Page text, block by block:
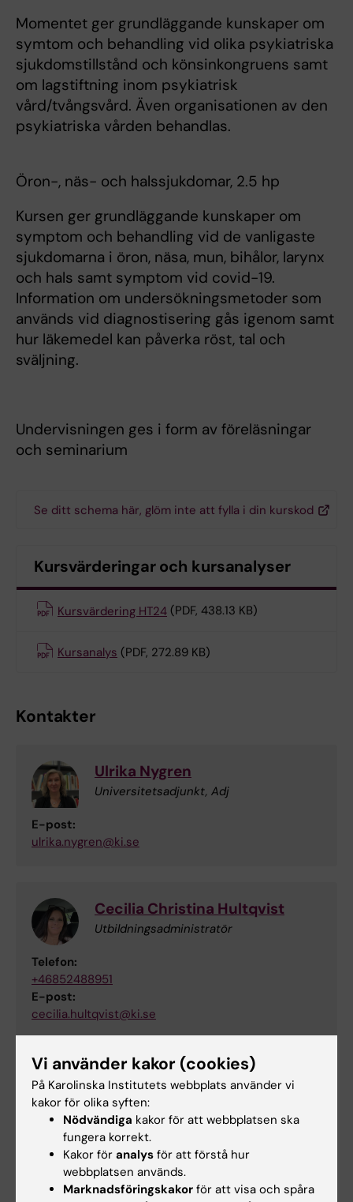
Momentet ger grundläggande kunskaper om
symtom och behandling vid olika psykiatriska
sjukdomstillstånd och könsinkongruens samt
om lagstiftning inom psykiatrisk
vård/tvångsvård. Även organisationen av den
psykiatriska vården behandlas.
Öron-, näs- och halssjukdomar, 2.5 hp
Kursen ger grundläggande kunskaper om
symptom och behandling vid de vanligaste
sjukdomarna i öron, näsa, mun, bihålor, larynx
och hals samt symptom vid covid-19.
Information om undersökningsmetoder som
används vid diagnostisering gås igenom samt
hur läkemedel kan påverka röst, tal och
sväljning.
Undervisningen ges i form av föreläsningar
och seminarium
Se ditt schema här, glöm inte att fylla i din kurskod
Kursvärderingar och kursanalyser
Kursvärdering HT24 (PDF, 438.13 KB)
Kursanalys (PDF, 272.89 KB)
Kontakter
Ulrika Nygren
Universitetsadjunkt, Adj
E-post:
ulrika.nygren@ki.se
Cecilia Christina Hultqvist
Utbildningsadministratör
Telefon:
+46852488951
E-post:
cecilia.hultqvist@ki.se
Logga in i Canvas
För dig som är
Vi använder kakor (cookies)
På Karolinska Institutets webbplats använder vi
kakor för olika syften:
Nödvändiga kakor för att webbplatsen ska
fungera korrekt.
Kakor för analys för att förstå hur
webbplatsen används.
Marknadsföringskakor för att visa och spåra